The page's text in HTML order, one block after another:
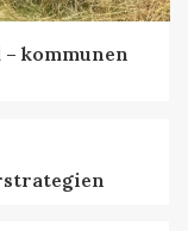
kommunen